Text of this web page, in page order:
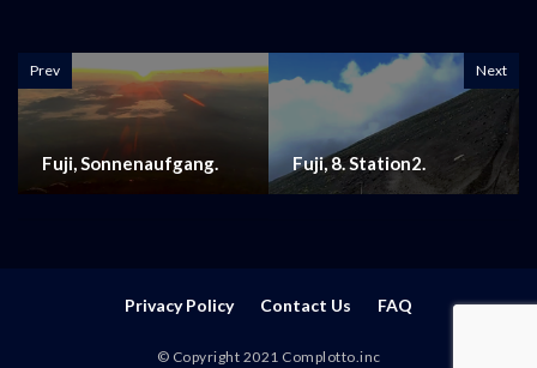
Prev
Fuji, Sonnenaufgang.
Next
Fuji, 8. Station2.
Privacy Policy Contact Us FAQ
© Copyright 2021 Complotto.inc